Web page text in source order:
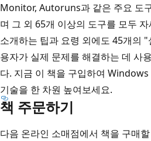
Monitor, Autoruns과 같은 주요 도
며 그 외 65개 이상의 도구를 모두
소개하는 팁과 요령 외에도 45개의
용자가 실제 문제를 해결하는 데 사
다. 지금 이 책을 구입하여
기술을 한 차원 높여보세요.
책 주문하기
다음 온라인 소매점에서 책을 구매